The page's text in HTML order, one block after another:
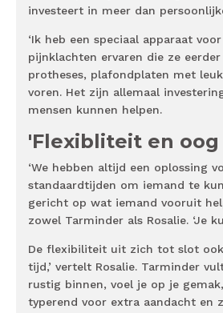
investeert in meer dan
‘Ik heb een speciaal apparaat
pijnklachten ervaren die ze
protheses, plafondplaten met
voren. Het zijn allemaal
mensen kunnen helpen.
'Flexibliteit en
‘We hebben altijd een oplossing
standaardtijden om iemand te
gericht op wat iemand vooruit
zowel Tarminder als Rosalie. ‘Je
De flexibiliteit uit zich tot slot ook
tijd,’ vertelt Rosalie. Tarminder
rustig binnen, voel je op je
typerend voor extra aandacht en